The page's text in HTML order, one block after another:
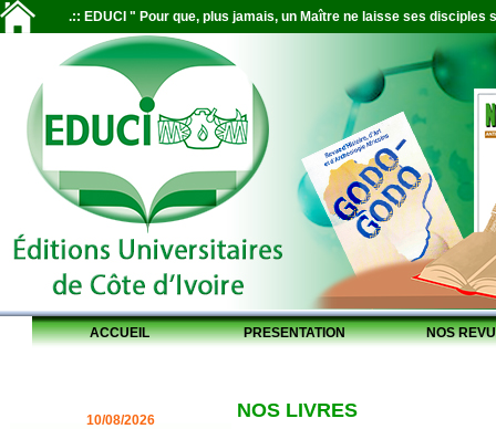
.:: EDUCI " Pour que, plus jamais, un Maître ne laisse ses disciples
ACCUEIL PRESENTATION NOS
10/08/2026 NOS LIVRES